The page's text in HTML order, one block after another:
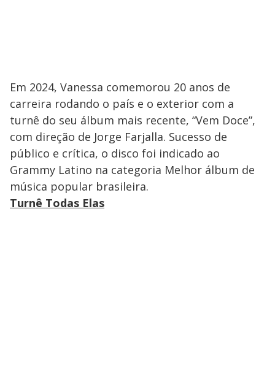
Em 2024, Vanessa comemorou 20 anos de
carreira rodando o país e o exterior com a
turnê do seu álbum mais recente, “Vem Doce”,
com direção de Jorge Farjalla. Sucesso de
público e crítica, o disco foi indicado ao
Grammy Latino na categoria Melhor álbum de
música popular brasileira.
Turnê Todas Elas